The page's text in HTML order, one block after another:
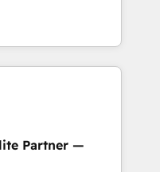
in client
results since 2017
unified systems
in delivering
by leveraging
fuel success.
Marketing -
CMS Website
Partner —